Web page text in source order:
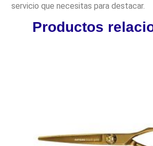
servicio que necesitas para destacar.
Productos